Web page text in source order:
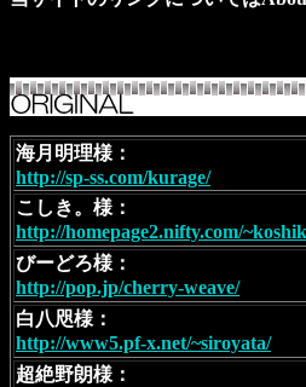
海月明理様：
http://sp-ss.com/kurage/
こしき。様：
http://homepage2.nifty.com/
びーどろ様：
http://pop.jp/cherry-weave/
白八咫様：
http://www5.pf-x.net/~siroyata/
超絶野朗様：